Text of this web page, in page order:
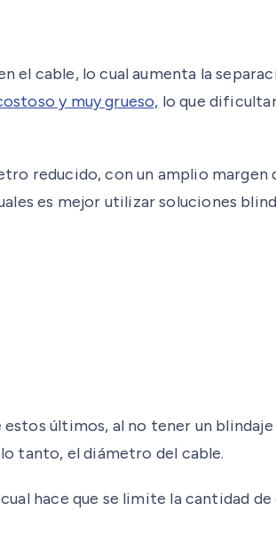
cable, lo cual aumenta la
y muy grueso, lo que
reducido, con un amplio margen
es mejor utilizar soluciones
últimos, al no tener un
tanto, el diámetro del cable.
hace que se limite la cantidad de